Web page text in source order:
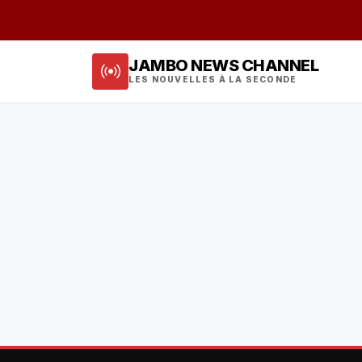
JAMBO NEWS CHANNEL
LES NOUVELLES À LA SECONDE